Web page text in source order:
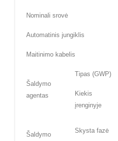
Nominali srovė
Automatinis jungiklis
Maitinimo kabelis
Šaldymo
agentas
Tipas (GWP)
Kiekis
įrenginyje
Šaldymo
Skysta fazė